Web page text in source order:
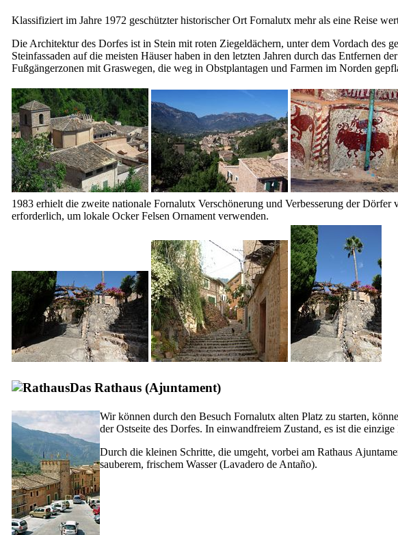
Klassifiziert im Jahre 1972 geschützter historischer Ort Fornalutx mehr als eine Reise
Die Architektur des Dorfes ist in Stein mit roten Ziegeldächern, unter dem Vordach des
Steinfassaden auf die meisten Häuser haben in den letzten Jahren durch das Entfernen
Fußgängerzonen mit Graswegen, die weg in Obstplantagen und Farmen im Norden
1983 erhielt die zweite nationale Fornalutx Verschönerung und Verbesserung der
erforderlich, um lokale Ocker Felsen Ornament verwenden.
Das Rathaus (Ajuntament)
Wir können durch den Besuch Fornalutx alten Platz zu starten,
der Ostseite des Dorfes. In einwandfreiem Zustand, es ist die
Durch die kleinen Schritte, die umgeht, vorbei am Rathaus
sauberem, frischem Wasser (Lavadero de Antaño).